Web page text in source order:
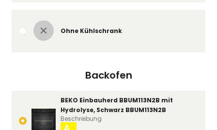
Ohne Kühlschrank
Backofen
BEKO Einbauherd BBUM113N2B mit
Hydrolyse, Schwarz BBUM113N2B
Beschreibung